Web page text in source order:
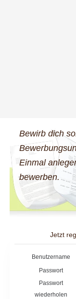
Bewirb dich
Einmal
bewerben.
Jetzt
Benutzername
Passwort
Passwort
wiederholen